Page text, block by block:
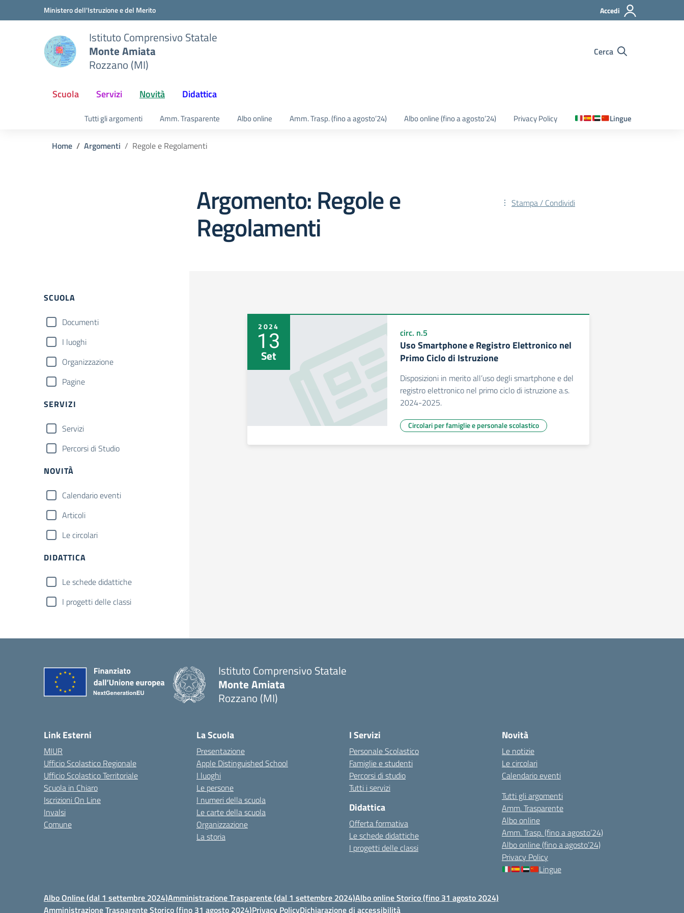
Vai ai contenuti
Vai al menu di navigazioneMinistero dell'Istruzione e del Merito Accedi
Istituto Comprensivo Statale
Monte Amiata
Rozzano (MI)
Cerca
Scuola Servizi Novità Didattica
Tutti gli argomenti Amm. Trasparente Albo online Amm. Trasp. (fino a agosto’24) Albo online (fino a agosto’24) Privacy Policy Lingue
Home Argomenti Regole e Regolamenti
Argomento: Regole e
Regolamenti
Stampa / Condividi
SCUOLA
Documenti
I luoghi
Organizzazione
Pagine
SERVIZI
Servizi
Percorsi di Studio
NOVITÀ
Calendario eventi
Articoli
Le circolari
DIDATTICA
Le schede didattiche
I progetti delle classi
2024
13
Set
circ. n.5
Uso Smartphone e Registro Elettronico nel
Primo Ciclo di Istruzione
Disposizioni in merito all’uso degli smartphone e del
registro elettronico nel primo ciclo di istruzione a.s.
2024-2025.
Circolari per famiglie e personale scolastico
Istituto Comprensivo Statale
Monte Amiata
Rozzano (MI)
Link Esterni
MIUR
Ufficio Scolastico Regionale
Ufficio Scolastico Territoriale
Scuola in Chiaro
Iscrizioni On Line
Invalsi
Comune
La Scuola
Presentazione
Apple Distinguished School
I luoghi
Le persone
I numeri della scuola
Le carte della scuola
Organizzazione
La storia
I Servizi
Personale Scolastico
Famiglie e studenti
Percorsi di studio
Tutti i servizi
Didattica
Offerta formativa
Le schede didattiche
I progetti delle classi
Novità
Le notizie
Le circolari
Calendario eventi
Tutti gli argomenti
Amm. Trasparente
Albo online
Amm. Trasp. (fino a agosto’24)
Albo online (fino a agosto’24)
Privacy Policy
Lingue
Albo Online (dal 1 settembre 2024)Amministrazione Trasparente (dal 1 settembre 2024)Albo online Storico (fino 31 agosto 2024)
Amministrazione Trasparente Storico (fino 31 agosto 2024)Privacy PolicyDichiarazione di accessibilità